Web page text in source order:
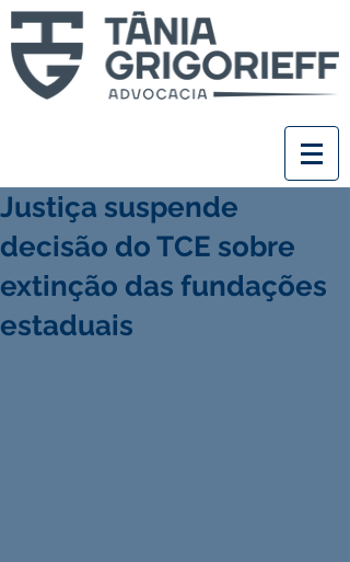
Justiça suspende
decisão do TCE sobre
extinção das fundações
estaduais